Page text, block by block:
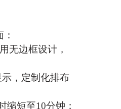
无边框设计，
，定制化排布
缩短至10分钟；